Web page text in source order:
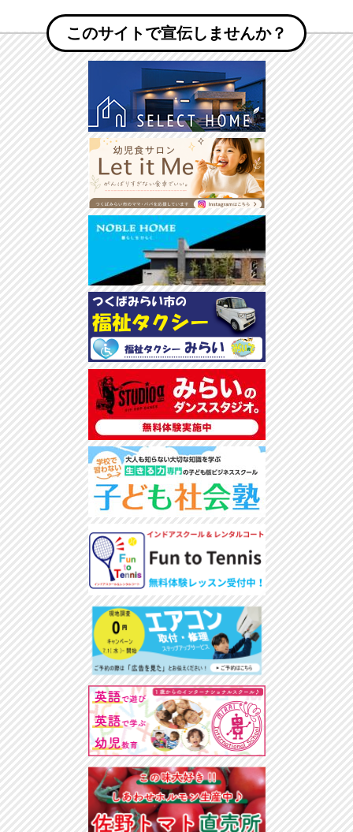
このサイトで宣伝しませんか？